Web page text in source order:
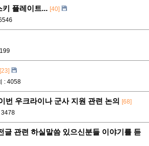
키 플레이트... [40]
[23]
: 4058
번 우크라이나 군사 지원 관련 논의 [68]
3478
글 관련 하실말씀 있으신분들 이야기를 듣